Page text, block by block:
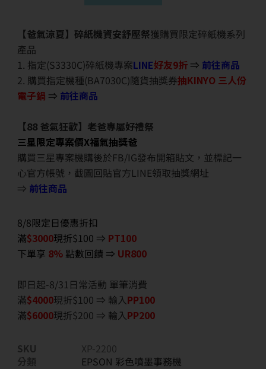
【爸氣涼夏】碎紙機資安舒壓祭獲購買限定碎紙機系列
產品
1. 指定(S3330C)碎紙機專案LINE好友9折 ⇒ 前往商品
2. 購買指定機種(BA7030C)隨貨抽獎券抽KINYO 三人份
電子鍋 ⇒ 前往商品
【88 爸氣狂歡】老爸專屬好禮祭
三星限定專案價X福氣抽獎爸
購買三星專案機購後於FB/IG發布開箱貼文，並標記一
心官方帳號，截圖回貼官方LINE領取抽獎網址
⇒ 前往商品
8/8限定日優惠折扣
滿$3000現折$100 ⇒ PT100
下單享 8% 點數回饋 ⇒ UR800
即日起-8/31日常活動 單筆消費
滿$4000現折$100 ⇒ 輸入PP100
滿$6000現折$200 ⇒ 輸入PP200
SKU
XP-2200
分類
EPSON 彩色噴墨事務機